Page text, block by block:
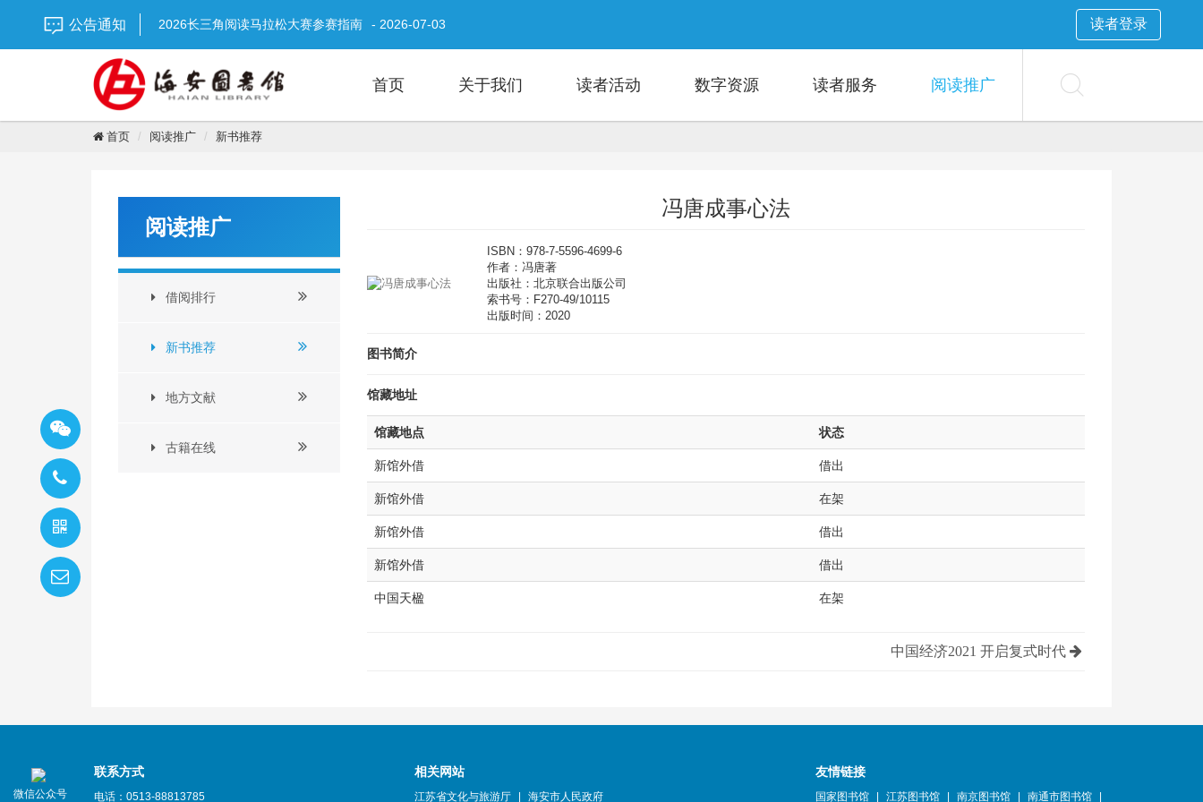
公告通知
2026长三角阅读马拉松大赛参赛指南
- 2026-07-03
【延时开放】图书馆“超长待机”陪你过盛夏！更有精彩活动等你来打卡！
- 2026-06-28
【通知】2026年海安市图书馆暑期志愿者招募
【通知】海安市图书馆端午节期间开放安排
- 2026-06-17
2026国际档案日宣传
读者登录
首页 关于我们 读者活动 数字资源 读者服务 阅读推广
首页 阅读推广 新书推荐
阅读推广
借阅排行
新书推荐
地方文献
古籍在线
冯唐成事心法
ISBN：978-7-5596-4699-6
作者：冯唐著
出版社：北京联合出版公司
索书号：F270-49/10115
出版时间：2020
图书简介
馆藏地址
馆藏地点 状态
新馆外借 借出
新馆外借 在架
新馆外借 借出
新馆外借 借出
中国天楹 在架
中国经济2021 开启复式时代
微信公众号
联系方式
电话：0513-88813785
相关网站
江苏省文化与旅游厅 海安市人民政府
友情链接
国家图书馆 江苏图书馆 南京图书馆 南通市图书馆